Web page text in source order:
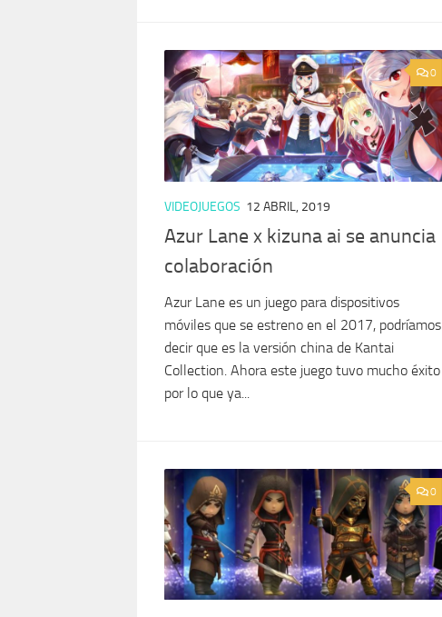
0
VIDEOJUEGOS 12 ABRIL, 2019
Azur Lane x kizuna ai se anuncia
colaboración
Azur Lane es un juego para dispositivos
móviles que se estreno en el 2017, podríamos
decir que es la versión china de Kantai
Collection. Ahora este juego tuvo mucho éxito
por lo que ya...
0